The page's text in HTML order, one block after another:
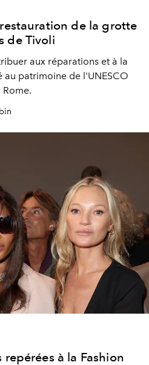
de la grotte
de Tivoli
aux réparations et à la
au patrimoine de l'UNESCO
à la Fashion